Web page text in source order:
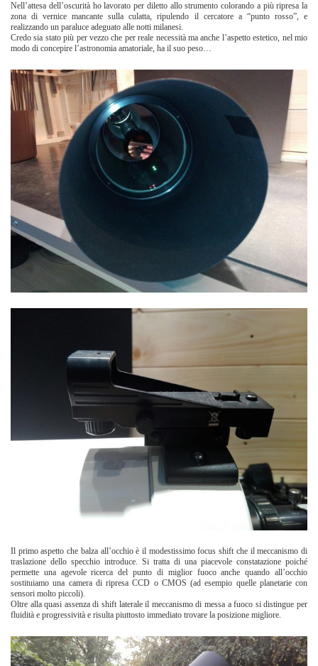
Nell’attesa dell’oscurità ho lavorato per diletto allo strumento colorando a più ripresa la
zona di vernice mancante sulla culatta, ripulendo il cercatore a “punto rosso”, e
realizzando un paraluce adeguato alle notti milanesi.
Credo sia stato più per vezzo che per reale necessità ma anche l’aspetto estetico, nel mio
modo di concepire l’astronomia amatoriale, ha il suo peso…
Il primo aspetto che balza all’occhio è il modestissimo focus shift che il meccanismo di
traslazione dello specchio introduce. Si tratta di una piacevole constatazione poiché
permette una agevole ricerca del punto di miglior fuoco anche quando all’occhio
sostituiamo una camera di ripresa CCD o CMOS (ad esempio quelle planetarie con
sensori molto piccoli).
Oltre alla quasi assenza di shift laterale il meccanismo di messa a fuoco si distingue per
fluidità e progressività e risulta piuttosto immediato trovare la posizione migliore.